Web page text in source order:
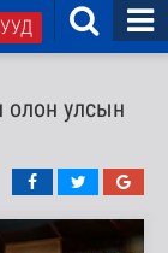
олон улсын